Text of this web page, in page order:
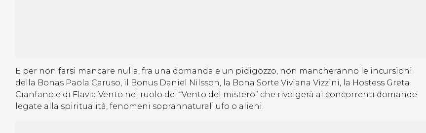
E per non farsi mancare nulla, fra una domanda e un pidigozzo, non mancheranno le incursioni
della Bonas Paola Caruso, il Bonus Daniel Nilsson, la Bona Sorte Viviana Vizzini, la Hostess Greta
Cianfano e di Flavia Vento nel ruolo del “Vento del mistero” che rivolgerà ai concorrenti domande
legate alla spiritualità, fenomeni soprannaturali,ufo o alieni.